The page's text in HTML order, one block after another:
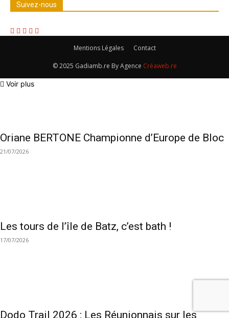
Suivez-nous
Mentions Légales Contact
© 2025 Gadiamb.re By Agence Créaweb.re
Voir plus
Oriane BERTONE Championne d’Europe de Bloc
21/07/2026
Les tours de l’île de Batz, c’est bath !
17/07/2026
Dodo Trail 2026 : Les Réunionnais sur les